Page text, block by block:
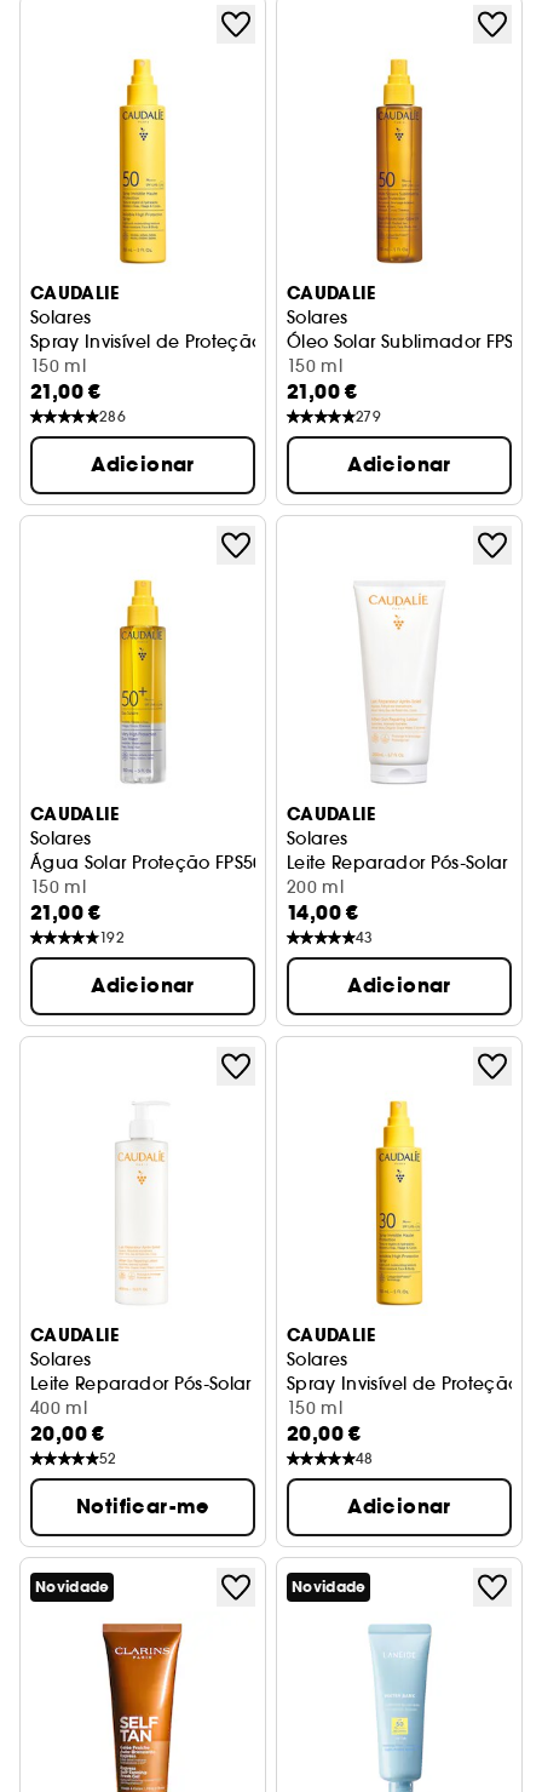
CAUDALIE
Solares
Spray Invisível de Proteção Elevada FPS50
150 ml
21,00 €
286
Adicionar
CAUDALIE
Solares
Óleo Solar Sublimador FPS50
150 ml
21,00 €
279
Adicionar
CAUDALIE
Solares
Água Solar Proteção FPS50+
150 ml
21,00 €
192
Adicionar
CAUDALIE
Solares
Leite Reparador Pós-Solar
200 ml
14,00 €
43
Adicionar
CAUDALIE
Solares
Leite Reparador Pós-Solar
400 ml
20,00 €
52
Notificar-me
CAUDALIE
Solares
Spray Invisível de Proteção
150 ml
20,00 €
48
Adicionar
Novidade Novidade